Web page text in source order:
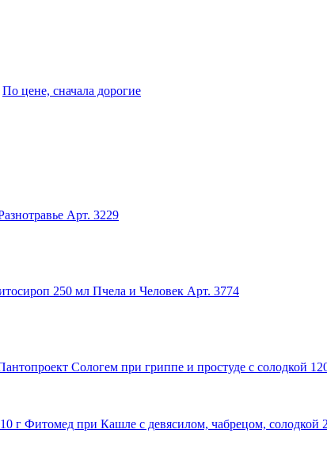
По цене, сначала дорогие
Арт. 3229
250 мл Пчела и Человек Арт. 3774
Сологем при гриппе и простуде с солодкой
Фитомед при Кашле с девясилом, чабрецом, солодкой